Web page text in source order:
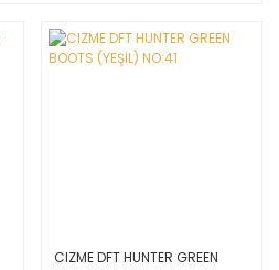
CIZME DFT HUNTER GREEN